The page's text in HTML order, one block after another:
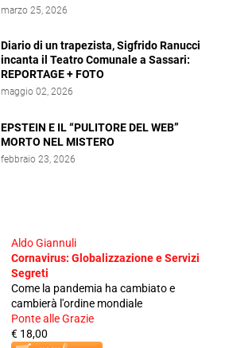
marzo 25, 2026
Diario di un trapezista, Sigfrido Ranucci
incanta il Teatro Comunale a Sassari:
REPORTAGE + FOTO
maggio 02, 2026
EPSTEIN E IL “PULITORE DEL WEB”
MORTO NEL MISTERO
febbraio 23, 2026
Aldo Giannuli
Cornavirus: Globalizzazione e Servizi
Segreti
Come la pandemia ha cambiato e
cambierà l'ordine mondiale
Ponte alle Grazie
€ 18,00